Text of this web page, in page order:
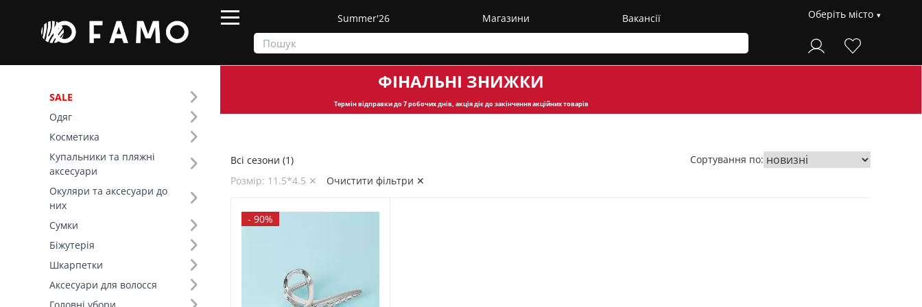
Summer'26 Магазини Вакансії Оберіть місто
SALE
Одяг
Косметика
Купальники та пляжні
аксесуари
Окуляри та аксесуари до
них
Сумки
Біжутерія
Шкарпетки
Аксесуари для волосся
ФІНАЛЬНІ ЗНИЖКИ
Термін відправкидо 7 робочих днів, акція діє до закінчення акційних товарів
Фільтр
SALE
Сезон (1)
Основний колір (1)
Колір (1)
Всі сезони (1)
Розмір: 11.5*4.5 ✕
Очистити фільтри ✕
Сортування по:
- 90%